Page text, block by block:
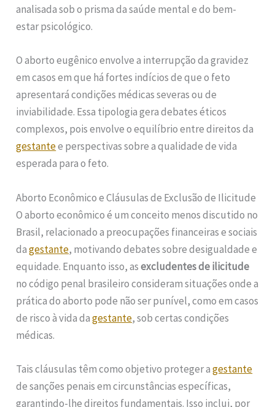
analisada sob o prisma da saúde mental e do bem-
estar psicológico.
O aborto eugênico envolve a interrupção da gravidez
em casos em que há fortes indícios de que o feto
apresentará condições médicas severas ou de
inviabilidade. Essa tipologia gera debates éticos
complexos, pois envolve o equilíbrio entre direitos da
gestantee perspectivas sobre a qualidade de vida
esperada para o feto.
Aborto Econômico e Cláusulas de Exclusão de Ilicitude
O aborto econômico é um conceito menos discutido no
Brasil, relacionado a preocupações financeiras e sociais
dagestante, motivando debates sobre desigualdade e
equidade. Enquanto isso, asexcludentes de ilicitude
no código penal brasileiro consideram situações onde a
prática do aborto pode não ser punível, como em casos
de risco à vida dagestante, sob certas condições
médicas.
Tais cláusulas têm como objetivo proteger agestante
de sanções penais em circunstâncias específicas,
garantindo-lhe direitos fundamentais. Isso inclui, por